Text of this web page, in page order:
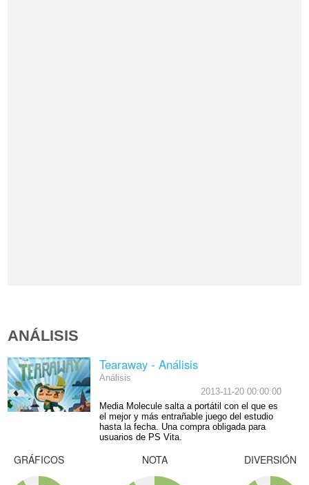
ANÁLISIS
Tearaway - Análisis
Análisis
2013-11-20 00:00:00
Media Molecule salta a portátil con el que es
el mejor y más entrañable juego del estudio
hasta la fecha. Una compra obligada para
usuarios de PS Vita.
GRÁFICOS NOTA DIVERSIÓN